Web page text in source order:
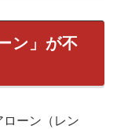
ン」が不
ーン（レン